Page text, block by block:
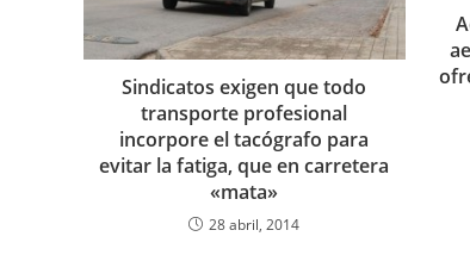
Sindicatos exigen que todo
transporte profesional
incorpore el tacógrafo para
evitar la fatiga, que en carretera
«mata»
28 abril, 2014